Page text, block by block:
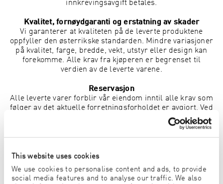
This website uses cookies
We use cookies to personalise content and ads, to provide
social media features and to analyse our traffic. We also
innkrevingsavgift betales.
Kvalitet, fornøydgaranti og erstatning av skader
Vi garanterer at kvaliteten på de leverte produktene
oppfyller den østerrikske standarden. Mindre variasjoner
på kvalitet, farge, bredde, vekt, utstyr eller design kan
forekomme. Alle krav fra kjøperen er begrenset til
verdien av de leverte varene.
Reservasjon
Alle leverte varer forblir vår eiendom inntil alle krav som
følger av det aktuelle forretningsforholdet er avgjort. Ved
manglende betaling fra kjøperen, har vi fullmakt til å ta
tilbake de leverte varene uten å trekke oss fra kontrakten.
Kjøperen har rett til å trekke seg fra denne avtalen innen
30 dager fra datoen hun/han mottok varene uten å oppgi
grunn. For å utøve kjøperens angrerett, må kjøperen